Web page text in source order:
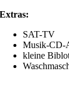
Extras:
SAT-TV
Musik-CD-
kleine